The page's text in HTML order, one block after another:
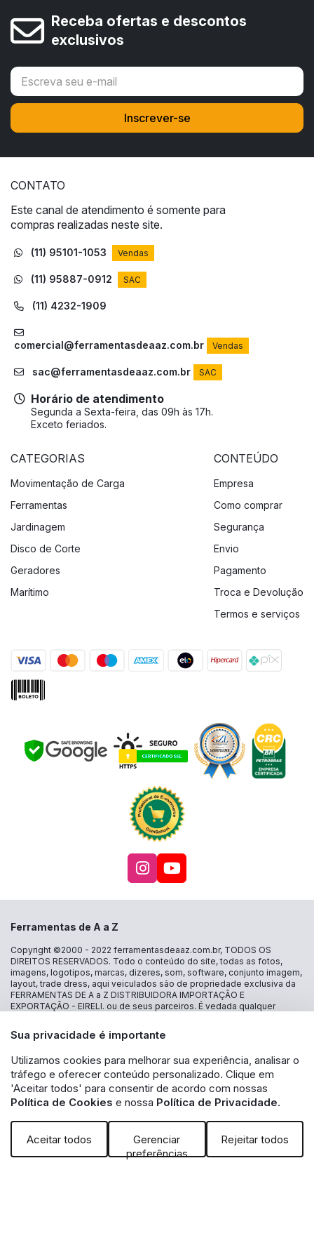
Receba ofertas e descontos
exclusivos
CONTATO
Este canal de atendimento é somente para
compras realizadas neste site.
(11) 95101-1053 Vendas
(11) 95887-0912 SAC
(11) 4232-1909
comercial@ferramentasdeaaz.com.br Vendas
sac@ferramentasdeaaz.com.br SAC
Horário de atendimento
Segunda a Sexta-feira, das 09h às 17h.
Exceto feriados.
CATEGORIAS
Movimentação de Carga
Ferramentas
Jardinagem
Disco de Corte
Geradores
Marítimo
CONTEÚDO
Empresa
Como comprar
Segurança
Envio
Pagamento
Troca e Devolução
Termos e serviços
Sua privacidade é importante
Utilizamos cookies para melhorar sua experiência, analisar o
tráfego e oferecer conteúdo personalizado. Clique em
'Aceitar todos' para consentir de acordo com nossas
Política de Cookies e nossa Política de Privacidade.
Aceitar todos
Gerenciar
preferências
Rejeitar todos
Acesse nosso
Acesse nosso
Ferramentas de A a Z
Copyright ©2000 - 2022 ferramentasdeaaz.com.br, TODOS OS
DIREITOS RESERVADOS. Todo o conteúdo do site, todas as fotos,
imagens, logotipos, marcas, dizeres, som, software, conjunto imagem,
layout, trade dress, aqui veiculados são de propriedade exclusiva da
FERRAMENTAS DE A a Z DISTRIBUIDORA IMPORTAÇÃO E
EXPORTAÇÃO - EIRELI. ou de seus parceiros. É vedada qualquer
expressa autorização. A violação de qualquer direito mencionado
implicará na responsabilização cível e criminal nos termos da Lei.
EXPORTAÇÃO - EIRELI - CNPJ: 30.356.735/0001-13 - Estrada das
Lágrimas 1986 loja 16 - Jd São Caetano - São Caetano do Sul - SP CEP
09580-500 - A inclusão no carrinho não garante o preço e/ou a
disponibilidade do produto. Caso os produtos apresentem
divergências de valores, o preço válido é o exibido na tela de
Powered by: